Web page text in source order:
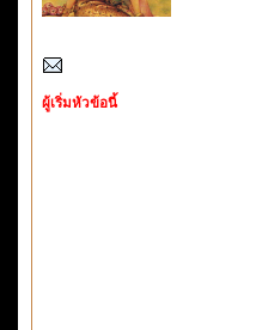
ผู้เริ่มหัวข้อนี้